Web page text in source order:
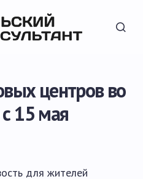
центров во
15 мая
для жителей